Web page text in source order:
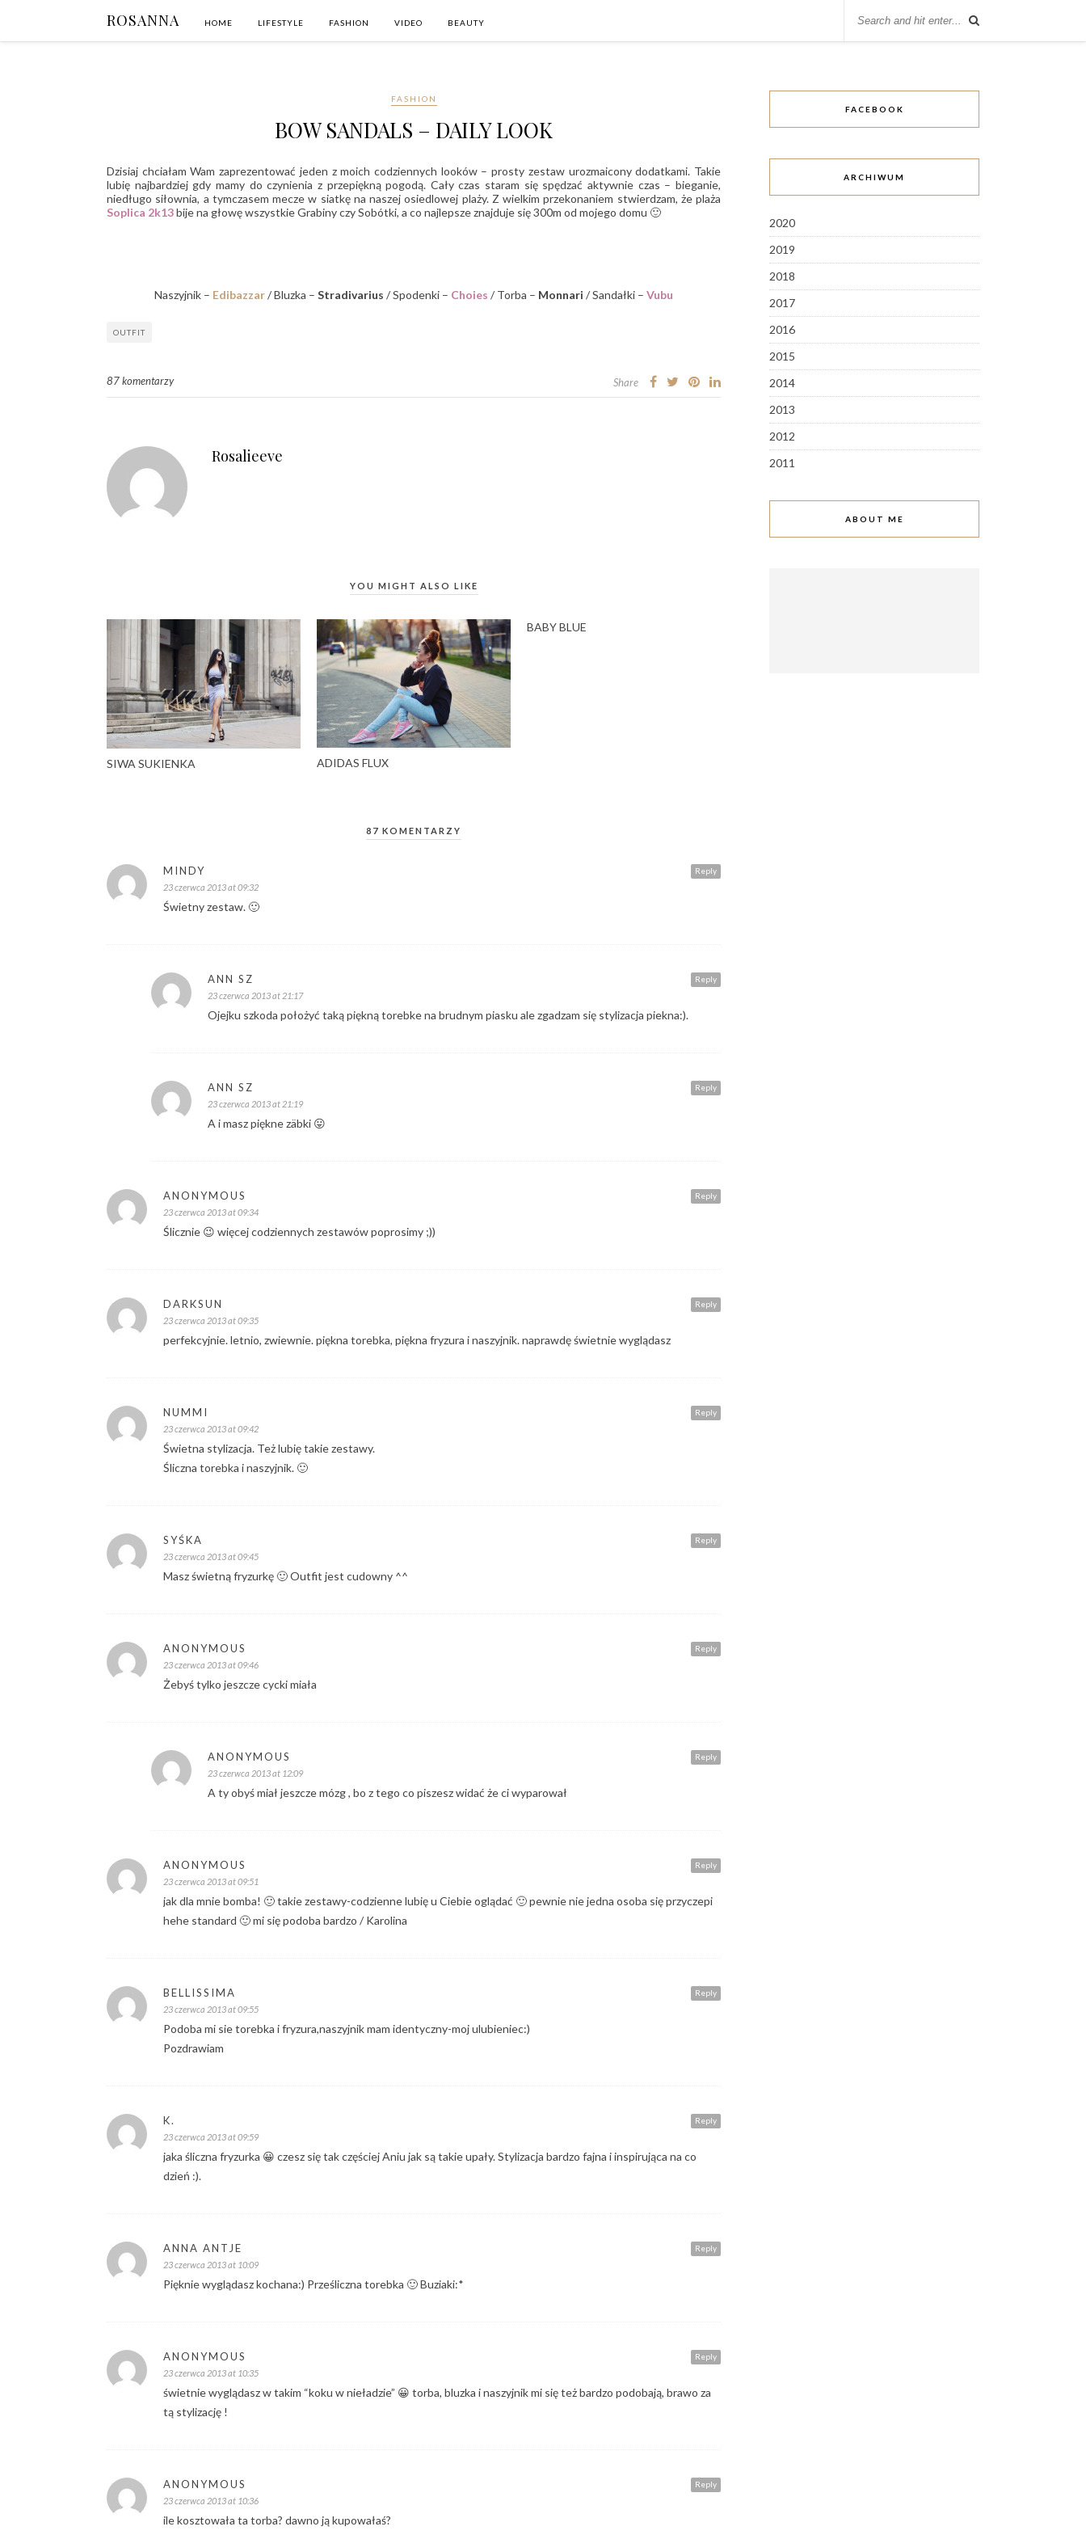
ROSANNA HOME LIFESTYLE FASHION VIDEO BEAUTY
FASHION
BOW SANDALS – DAILY LOOK
Dzisiaj chciałam Wam zaprezentować jeden z moich codziennych looków – prosty zestaw urozmaicony dodatkami. Takie
lubię najbardziej gdy mamy do czynienia z przepiękną pogodą. Cały czas staram się spędzać aktywnie czas – bieganie,
niedługo siłownia, a tymczasem mecze w siatkę na naszej osiedlowej plaży. Z wielkim przekonaniem stwierdzam, że plaża
Soplica 2k13bije na głowę wszystkie Grabiny czy Sobótki, a co najlepsze znajduje się 300m od mojego domu 🙂
Naszyjnik – Edibazzar/ Bluzka – Stradivarius / Spodenki – Choies / Torba – Monnari / Sandałki – Vubu
OUTFIT
87 komentarzy Share
Rosalieeve
YOU MIGHT ALSO LIKE
SIWA SUKIENKA ADIDAS FLUX
BABY BLUE
87 KOMENTARZY
Reply
MINDY
23 czerwca 2013 at 09:32
Świetny zestaw. 🙂
Reply
ANN SZ
23 czerwca 2013 at 21:17
Ojejku szkoda położyć taką piękną torebke na brudnym piasku ale zgadzam się stylizacja piekna:).
Reply
ANN SZ
23 czerwca 2013 at 21:19
A i masz piękne zäbki 😛
Reply
ANONYMOUS
23 czerwca 2013 at 09:34
Ślicznie 😉 więcej codziennych zestawów poprosimy ;))
Reply
DARKSUN
23 czerwca 2013 at 09:35
perfekcyjnie. letnio, zwiewnie. piękna torebka, piękna fryzura i naszyjnik. naprawdę świetnie wyglądasz
Reply
NUMMI
23 czerwca 2013 at 09:42
Świetna stylizacja. Też lubię takie zestawy.
Śliczna torebka i naszyjnik. 🙂
Reply
SYŚKA
23 czerwca 2013 at 09:45
Masz świetną fryzurkę 🙂 Outfit jest cudowny ^^
Reply
ANONYMOUS
23 czerwca 2013 at 09:46
Żebyś tylko jeszcze cycki miała
Reply
ANONYMOUS
23 czerwca 2013 at 12:09
A ty obyś miał jeszcze mózg , bo z tego co piszesz widać że ci wyparował
Reply
ANONYMOUS
23 czerwca 2013 at 09:51
jak dla mnie bomba! 🙂 takie zestawy-codzienne lubię u Ciebie oglądać 🙂 pewnie nie jedna osoba się przyczepi
hehe standard 🙂 mi się podoba bardzo / Karolina
Reply
BELLISSIMA
23 czerwca 2013 at 09:55
Podoba mi sie torebka i fryzura,naszyjnik mam identyczny-moj ulubieniec:)
Pozdrawiam
Reply
K.
23 czerwca 2013 at 09:59
jaka śliczna fryzurka 😀 czesz się tak częściej Aniu jak są takie upały. Stylizacja bardzo fajna i inspirująca na co
dzień :).
Reply
ANNA ANTJE
23 czerwca 2013 at 10:09
Pięknie wyglądasz kochana:) Prześliczna torebka 🙂 Buziaki:*
Reply
ANONYMOUS
23 czerwca 2013 at 10:35
świetnie wyglądasz w takim “koku w nieładzie” 😀 torba, bluzka i naszyjnik mi się też bardzo podobają, brawo za
tą stylizację !
Reply
ANONYMOUS
23 czerwca 2013 at 10:36
ile kosztowała ta torba? dawno ją kupowałaś?
FACEBOOK
ARCHIWUM
2020
2019
2018
2017
2016
2015
2014
2013
2012
2011
ABOUT ME